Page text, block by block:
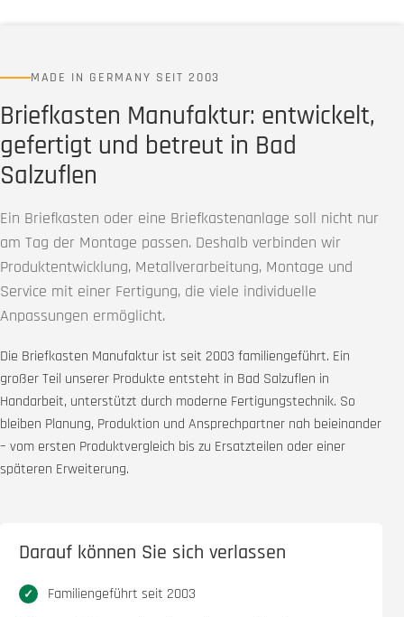
MADE IN GERMANY SEIT 2003
Briefkasten Manufaktur: entwickelt,
gefertigt und betreut in Bad
Salzuflen
Ein Briefkasten oder eine Briefkastenanlage soll nicht nur
am Tag der Montage passen. Deshalb verbinden wir
Produktentwicklung, Metallverarbeitung, Montage und
Service mit einer Fertigung, die viele individuelle
Anpassungen ermöglicht.
Die Briefkasten Manufaktur ist seit 2003 familiengeführt. Ein
großer Teil unserer Produkte entsteht in Bad Salzuflen in
Handarbeit, unterstützt durch moderne Fertigungstechnik. So
bleiben Planung, Produktion und Ansprechpartner nah beieinander
– vom ersten Produktvergleich bis zu Ersatzteilen oder einer
späteren Erweiterung.
Darauf können Sie sich verlassen
Familiengeführt seit 2003